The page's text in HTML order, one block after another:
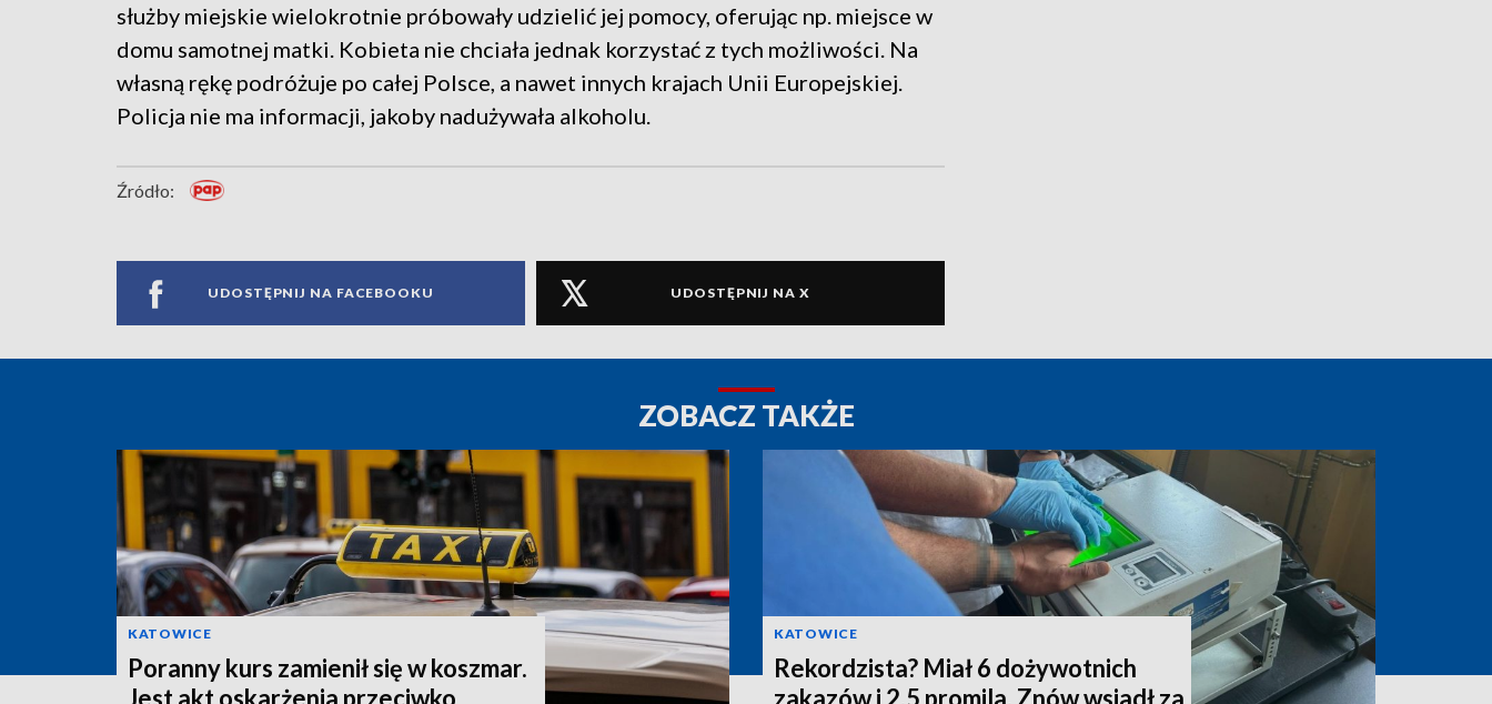
służby miejskie wielokrotnie próbowały udzielić jej pomocy, oferując np. miejsce w
domu samotnej matki. Kobieta nie chciała jednak korzystać z tych możliwości. Na
własną rękę podróżuje po całej Polsce, a nawet innych krajach Unii Europejskiej.
Policja nie ma informacji, jakoby nadużywała alkoholu.
Źródło:
UDOSTĘPNIJ NA FACEBOOKU UDOSTĘPNIJ NA X
ZOBACZ TAKŻE
KATOWICE
Poranny kurs zamienił się w koszmar.
Jest akt oskarżenia przeciwko
KATOWICE
Rekordzista? Miał 6 dożywotnich
zakazów i 2,5 promila. Znów wsiadł za